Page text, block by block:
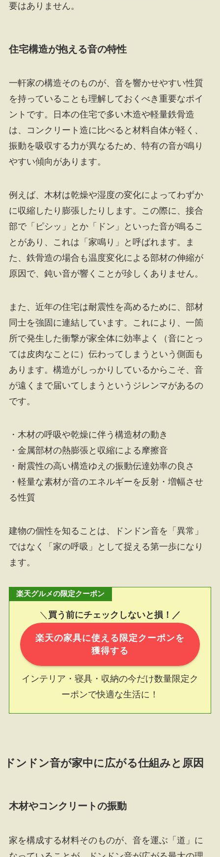
要はありません。
住宅構造が抱える音の特性
一軒家の構造そのものが、音を響かせやすい性質
を持っていることも理解しておくべき重要なポイ
ントです。日本の住宅で多い木造や軽量鉄骨造
は、コンクリート造に比べると材料自体が軽く、
振動を吸収する力が異なるため、特有の音が鳴り
やすい傾向があります。
例えば、木材は乾燥や湿度の変化によってわずか
に収縮したり膨張したりします。この際に、接合
部で「ピシッ」とか「ドン」といった音が鳴るこ
とがあり、これは「家鳴り」と呼ばれます。ま
た、鉄骨造の場合も温度変化による部材の伸縮が
原因で、鈍い音が響くことが珍しくありません。
また、近年の住宅は耐震性を高めるために、部材
同士を強固に連結しています。これにより、一箇
所で発生した衝撃が家全体に効率よく（音にとっ
ては皮肉なことに）伝わってしまうという側面も
あります。構造がしっかりしているからこそ、音
が遠くまで届いてしまうというジレンマがあるの
です。
・木材の呼吸や乾燥に伴う構造材の動き
・金属部材の熱膨張と収縮による摩擦音
・耐震性の高い構造ゆえの振動伝達効率の良さ
・軽量な素材が音のエネルギーを反射・増幅させ
る性質
建物の個性を知ることは、ドンドン音を「異常」
ではなく「家の呼吸」として捉える第一歩になり
ます。
楽天グルメの限定クーポン
＼ 買う前にチェックしないと損！／
楽天の家具に使える限定クーポンを
獲得する
インテリア・寝具・収納の今だけ数量限定ク
ーポンで快適な生活に！
ドンドン音が家中に広がる仕組みと原因
木材やコンクリートの振動
家を構成する材料そのものが、音を運ぶ「道」に